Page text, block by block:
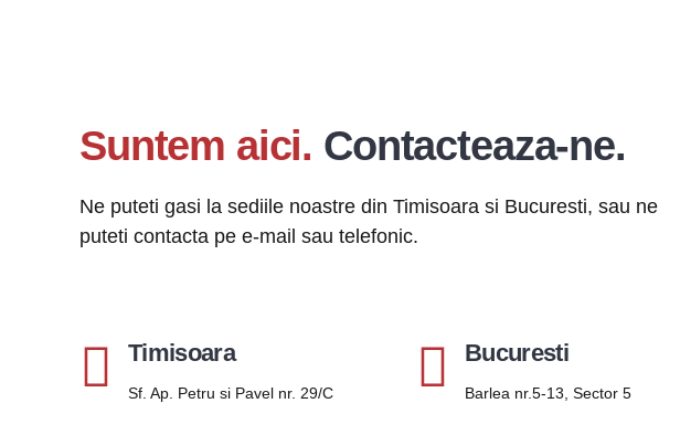
Suntem aici. Contacteaza-ne.
Ne puteti gasi la sediile noastre din Timisoara si Bucuresti, sau ne
puteti contacta pe e-mail sau telefonic.
Timisoara
Sf. Ap. Petru si Pavel nr. 29/C
Bucuresti
Barlea nr.5-13, Sector 5